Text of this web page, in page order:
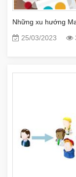
Những xu hướng
25/03/2023